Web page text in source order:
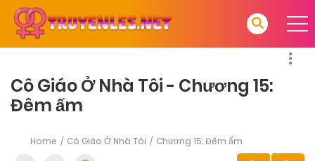
Cô Giáo Ở Nhà Tôi - Chương 15:
Đêm ấm
Home Cô Giáo Ở Nhà Tôi Chương 15: Đêm ấm